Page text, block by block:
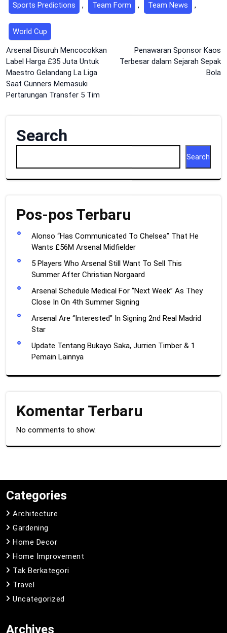
Sports Predictions , Team Form , Team News ,
World Cup
Post
navigation
Arsenal Disuruh Mencocokkan
Label Harga £35 Juta Untuk
Maestro Gelandang La Liga
Saat Gunners Memasuki
Pertarungan Transfer 5 Tim
Penawaran Sponsor Kaos
Terbesar dalam Sejarah Sepak
Bola
Search
Search
Pos-pos Terbaru
Alonso “Has Communicated To Chelsea” That He
Wants £56M Arsenal Midfielder
5 Players Who Arsenal Still Want To Sell This
Summer After Christian Norgaard
Arsenal Schedule Medical For “Next Week” As They
Close In On 4th Summer Signing
Arsenal Are “Interested” In Signing 2nd Real Madrid
Star
Update Tentang Bukayo Saka, Jurrien Timber & 1
Pemain Lainnya
Komentar Terbaru
No comments to show.
Categories
Architecture
Gardening
Home Decor
Home Improvement
Tak Berkategori
Travel
Uncategorized
Archives